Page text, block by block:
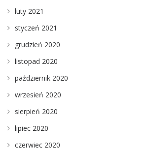
luty 2021
styczeń 2021
grudzień 2020
listopad 2020
październik 2020
wrzesień 2020
sierpień 2020
lipiec 2020
czerwiec 2020